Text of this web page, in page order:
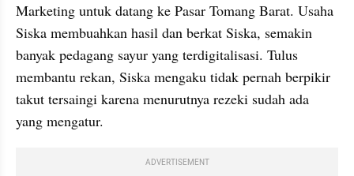
Marketing untuk datang ke Pasar Tomang Barat. Usaha
Siska membuahkan hasil dan berkat Siska, semakin
banyak pedagang sayur yang terdigitalisasi. Tulus
membantu rekan, Siska mengaku tidak pernah berpikir
takut tersaingi karena menurutnya rezeki sudah ada
yang mengatur.
ADVERTISEMENT